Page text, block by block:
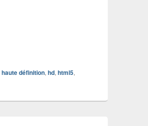
haute définition, hd, html5,